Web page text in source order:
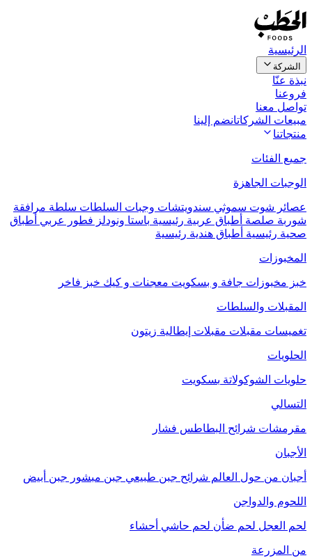
الرئيسية
الشركة
نبذة عنّا
فروعنا
تواصل معنا
مبيعات الشركاتانضم إلينا
منتجاتنا
جميع الفئات
الوجبات الجاهزة
عصائر شوت سموثي سندويتشات وجبات السلطات سلطة مرافقة
شوربة صلصة أطباق عربية رئيسية باستا ونودلز فطور عربي أطباق
صحية رئيسية أطباق هندية رئيسية
المخبوزات
خبز مخبوزات جافة و بسكويت معجنات و كيك خبز فاخر
المقبلات والسلطات
تغميسات مقبلات مقبلات إيطالية زيتون
الحلويات
حلويات الشوكولاتة بسكويت
التسالي
مقرمشات شرائح البطاطس فشار
الأجبان
أجبان من حول العالم شرائح جبن طبيعي جبن مبشور جبن أبيض
اللحوم والدواجن
لحم العجل لحم ضأن لحم حاشي أحشاء
من المزرعة